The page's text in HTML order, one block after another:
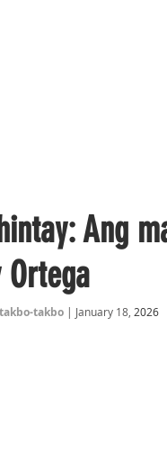
Ang
Ortega
takbo | January 18, 2026